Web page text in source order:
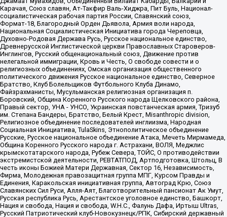
Карачая, Союз славян, Ат-Такфир Валь-Хиджра, Пит Буль, Национал-
социалистическая рабочая партия России, Славянский союз,
Формат-18, Благородный Орден Дьявола, Армия воли народа,
Национальная Социалистическая Инициатива города Череповца,
Духовно-Родовая Держава Русь, Русское национальное единство,
Древнерусской Инглистической церкви Православных Староверов-
Инглингов, Русский общенациональный союз, Движение против
нелегальной иммиграции, Кровь и Честь, О свободе совести и о
религиозных объединениях, Омская организация общественного
политического движения Русское национальное единство, Северное
Братство, Клуб Болельщиков Футбольного Клуба Динамо,
Файзрахманисты, Мусульманская религиозная организация п.
Боровский, Община Коренного Русского народа Щелковского района,
Правый сектор, УНА - УНСО, Украинская повстанческая армия, Тризуб
им. Степана Бандеры, Братство, Белый Крест, Misanthropic division,
Религиозное объединение последователей инглиизма, Народная
Социальная Инициатива, TulaSkins, Этнополитическое объединение
Русские, Русское национальное объединение Атака, Мечеть Мирмамеда,
Община Коренного Русского народа г. Астрахани, ВОЛЯ, Меджлис
крымскотатарского народа, Рубеж Севера, ТОЙС, О противодействии
экстремистской деятельности, РЕВТАТПОД, Артподготовка, Штольц, В
честь иконы Божией Матери Державная, Сектор 16, Независимость,
Фирма, Молодежная правозащитная группа МПГ, Курсом Правды и
Единения, Каракольская инициативная группа, Автоград Крю, Союз
Славянских Сил Руси, Алля-Аят, Благотворительный пансионат Ак Умут,
Русская республика Русь, Арестантское уголовное единство, Башкорт,
Нация и свобода, Нация и свобода, W.H.С., Фалунь Дафа, Иртыш Ultras,
Русский Патриотический клуб-Новокузнецк/РПК, Сибирский державный